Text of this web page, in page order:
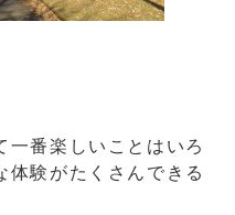
番楽しいことはいろ
体験がたくさんできる